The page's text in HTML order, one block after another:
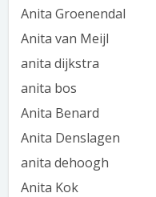
Anita Groenendal
Anita van Meijl
anita dijkstra
anita bos
Anita Benard
Anita Denslagen
anita dehoogh
Anita Kok